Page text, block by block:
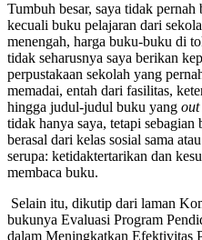
Tumbuh besar, saya tidak
kecuali buku pelajaran dari
menengah, harga buku-buku di
tidak seharusnya saya berikan
perpustakaan sekolah yang
memadai, entah dari fasilitas,
hingga judul-judul buku yang out
tidak hanya saya, tetapi sebagian
berasal dari kelas sosial sama
serupa: ketidaktertarikan dan
membaca buku.
Selain itu, dikutip dari laman
bukunya Evaluasi Program
dalam Meningkatkan Efektivitas